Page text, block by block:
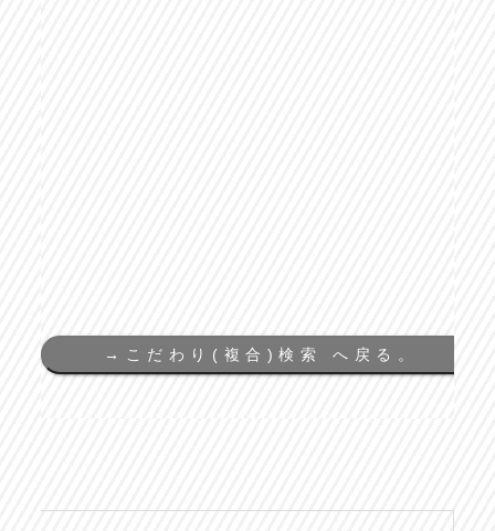
→ こだわり(複合)検索 へ戻る。